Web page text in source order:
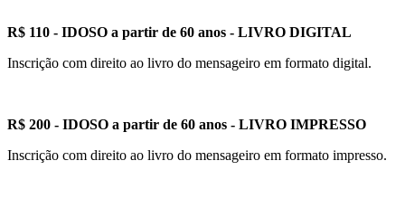
R$ 110 - IDOSO a partir de 60 anos - LIVRO DIGITAL
Inscrição com direito ao livro do mensageiro em formato digital.
R$ 200 - IDOSO a partir de 60 anos - LIVRO IMPRESSO
Inscrição com direito ao livro do mensageiro em formato impresso.